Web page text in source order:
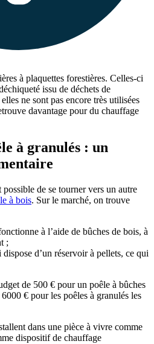
à plaquettes forestières. Celles-ci
issu de déchets de
ne sont pas encore très utilisées
davantage pour du chauffage
à granulés : un
de se tourner vers un autre
à bois. Sur le marché, on trouve
à l’aide de bûches de bois, à
;
d’un réservoir à pellets, ce qui
de 500 € pour un poêle à bûches
€ pour les poêles à granulés les
dans une pièce à vivre comme
dispositif de chauffage